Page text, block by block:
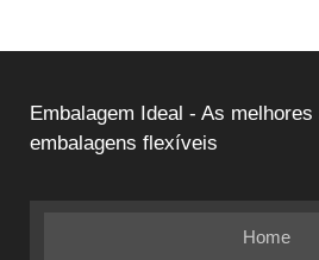
Embalagem Ideal - As
embalagens flexíveis
Home